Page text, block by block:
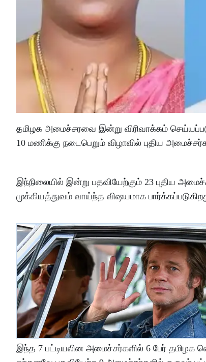
தமிழக அமைச்சரவை இன்று விரிவாக்கம்
10 மணிக்கு நடைபெறும் விழாவில் புதிய
இந்நிலையில் இன்று பதவியேற்கும் 23 புதிய
முக்கியத்துவம் வாய்ந்த விஷயமாக
இந்த 7 பட்டியலின அமைச்சர்களில் 6 பேர் தமிழக